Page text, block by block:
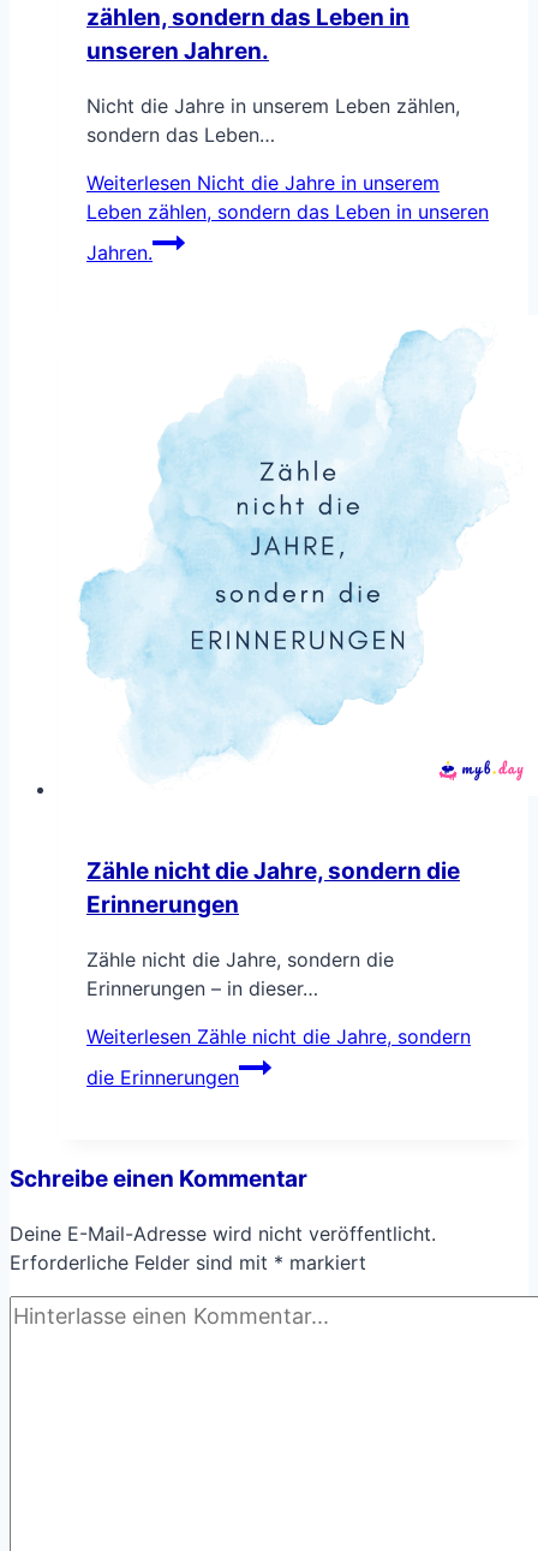
zählen, sondern das Leben in
unseren Jahren.
Nicht die Jahre in unserem Leben zählen,
sondern das Leben…
Weiterlesen Nicht die Jahre in unserem
Leben zählen, sondern das Leben in unseren
Jahren.
Zähle nicht die Jahre, sondern die
Erinnerungen
Zähle nicht die Jahre, sondern die
Erinnerungen – in dieser…
Weiterlesen Zähle nicht die Jahre, sondern
die Erinnerungen
Schreibe einen Kommentar
Deine E-Mail-Adresse wird nicht veröffentlicht.
Erforderliche Felder sind mit * markiert